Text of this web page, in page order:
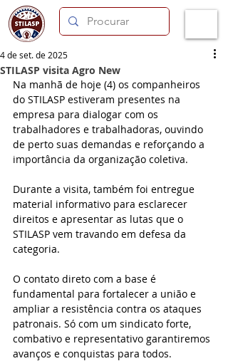
STILASP visita Agro New
4 de set. de 2025
Na manhã de hoje (4) os companheiros
do STILASP estiveram presentes na
empresa para dialogar com os
trabalhadores e trabalhadoras, ouvindo
de perto suas demandas e reforçando a
importância da organização coletiva.
Durante a visita, também foi entregue
material informativo para esclarecer
direitos e apresentar as lutas que o
STILASP vem travando em defesa da
categoria.
O contato direto com a base é
fundamental para fortalecer a união e
ampliar a resistência contra os ataques
patronais. Só com um sindicato forte,
combativo e representativo garantiremos
avanços e conquistas para todos.